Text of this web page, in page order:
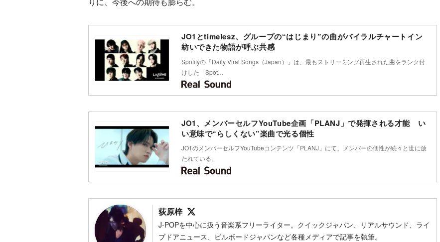
JO1とtimelesz、グループの“はじまり”の曲がバイラルチャートイン
紡いできた物語が呼ぶ共感
Spotifyの「Daily Viral Songs（Japan）」は、最もストリーミング再生された曲をランク付
けした「Spot…
JO1、メンバーセルフYouTube企画「PLANJ」で発揮される才能 い
い意味で“らしくない”楽曲で光る個性
JO1のメンバーセルフYouTubeコンテンツ「PLANJ」にて、メンバーの個性が続々と世に放
たれている。
荻原梓
J-POPを中心に扱う音楽系フリーライター。クイックジャパン、リアルサウンド、ライ
ブドアニュース、ビルボードジャパンなど各種メディアで記事を執筆。